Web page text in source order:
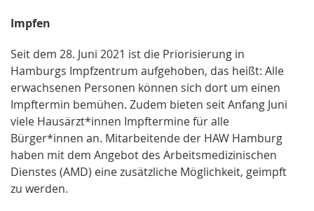
Impfen
Seit dem 28. Juni 2021 ist die Priorisierung in
Hamburgs Impfzentrum aufgehoben, das heißt: Alle
erwachsenen Personen können sich dort um einen
Impftermin bemühen. Zudem bieten seit Anfang Juni
viele Hausärzt*innen Impftermine für alle
Bürger*innen an. Mitarbeitende der HAW Hamburg
haben mit dem Angebot des Arbeitsmedizinischen
Dienstes (AMD) eine zusätzliche Möglichkeit, geimpft
zu werden.